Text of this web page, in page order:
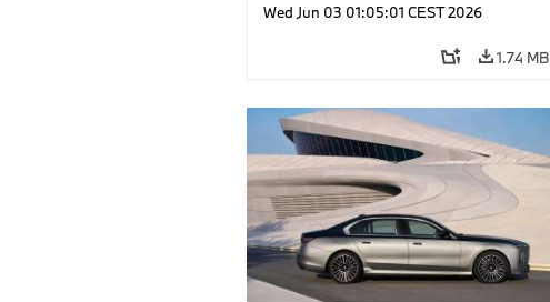
Wed Jun 03 01:05:01 CEST 2026
1.74 MB